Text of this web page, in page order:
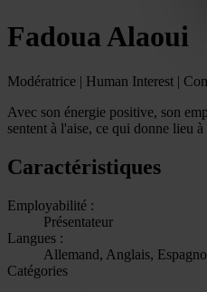
Fadoua Alaoui
Modératrice | Human Interest |
Avec son énergie positive, son
sentent à l'aise, ce qui donne lieu
Caractéristiques
Employabilité :
Présentateur
Langues :
Allemand, Anglais,
Catégories